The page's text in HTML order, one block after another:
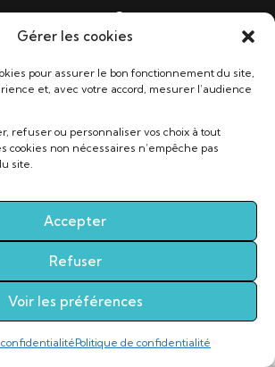
Gérer les cookies
pour assurer le bon fonctionnement du site,
et, avec votre accord, mesurer l’audience
refuser ou personnaliser vos choix à tout
cookies non nécessaires n’empêche pas
site.
Accepter
Refuser
Voir les préférences
confidentialitéPolitique de confidentialité
Contact
:CM2C –www.cm2c.net
en Responsabilité Civile
demande.